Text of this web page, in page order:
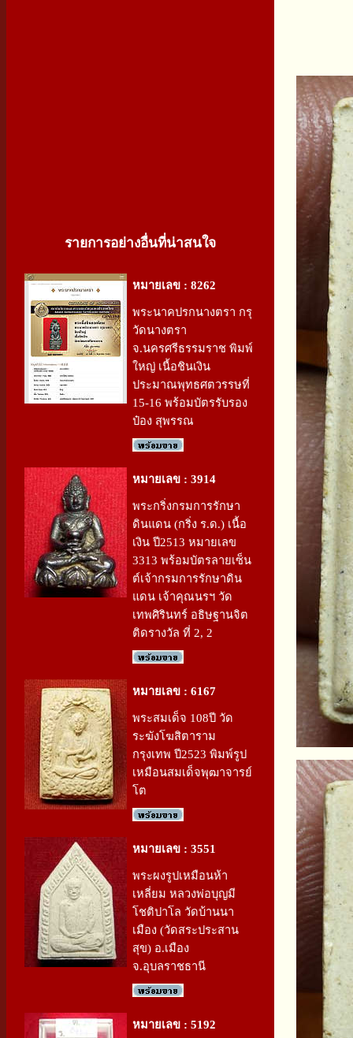
รายการอย่างอื่นที่น่าสนใจ
หมายเลข : 8262
พระนาคปรกนางตรา กรุ
วัดนางตรา
จ.นครศรีธรรมราช พิมพ์
ใหญ่ เนื้อชินเงิน
ประมาณพุทธศตวรรษที่
15-16 พร้อมบัตรรับรอง
ป๋อง สุพรรณ
หมายเลข : 3914
พระกริ่งกรมการรักษา
ดินแดน (กริ่ง ร.ด.) เนื้อ
เงิน ปี2513 หมายเลข
3313 พร้อมบัตรลายเซ็น
ต์เจ้ากรมการรักษาดิน
แดน เจ้าคุณนรฯ วัด
เทพศิรินทร์ อธิษฐานจิต
ติดรางวัล ที่ 2, 2
หมายเลข : 6167
พระสมเด็จ 108ปี วัด
ระฆังโฆสิตาราม
กรุงเทพ ปี2523 พิมพ์รูป
เหมือนสมเด็จพุฒาจารย์
โต
หมายเลข : 3551
พระผงรูปเหมือนห้า
เหลี่ยม หลวงพ่อบุญมี
โชติปาโล วัดบ้านนา
เมือง (วัดสระประสาน
สุข) อ.เมือง
จ.อุบลราชธานี
หมายเลข : 5192